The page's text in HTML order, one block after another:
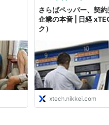
さらばペッパー、契
企業の本音 | 日経
ク）
xtech.nikkei.com